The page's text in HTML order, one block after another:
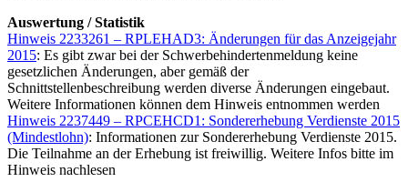
Auswertung / Statistik
Hinweis 2233261 – RPLEHAD3: Änderungen für das Anzeigejahr
2015: Es gibt zwar bei der Schwerbehindertenmeldung keine
gesetzlichen Änderungen, aber gemäß der
Schnittstellenbeschreibung werden diverse Änderungen eingebaut.
Weitere Informationen können dem Hinweis entnommen werden
Hinweis 2237449 – RPCEHCD1: Sondererhebung Verdienste 2015
(Mindestlohn): Informationen zur Sondererhebung Verdienste 2015.
Die Teilnahme an der Erhebung ist freiwillig. Weitere Infos bitte im
Hinweis nachlesen